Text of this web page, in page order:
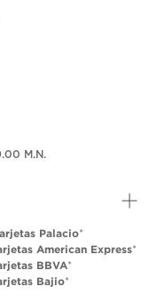
M.N.
Palacio*
American Express*
BBVA*
Bajio*